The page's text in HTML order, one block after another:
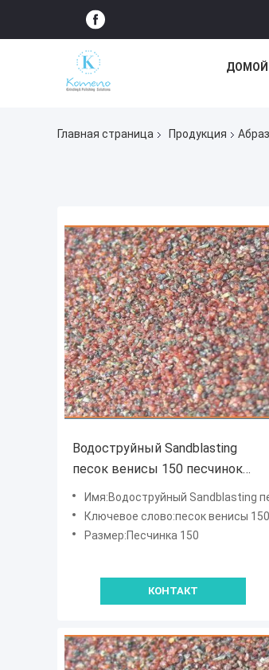
ДОМОЙ
Главная страница Продукция
Водоструйный Sandblasting
песок венисы 150 песчинок
незаконно сформировал
Имя:Водоструйный Sandblasting песок венисы 150 песчинок незаконно
Ключевое слово:песок венисы 150 песчинок
Размер:Песчинка 150
КОНТАКТ